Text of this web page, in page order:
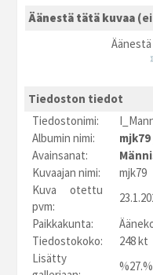
Äänestä tätä kuvaa
Tiedoston tiedot
Tiedostonimi:
Albumin nimi:
mjk79
Avainsanat:
Kuvaajan nimi:
mjk79
Kuva otettu
pvm:
Paikkakunta:
Tiedostokoko:
248 kt
Lisätty